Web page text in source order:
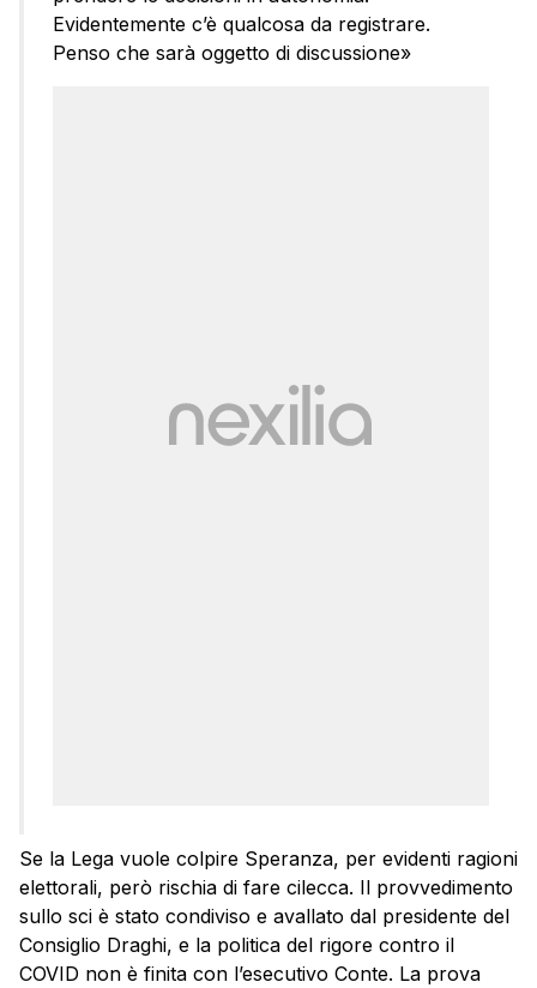
Evidentemente c’è qualcosa da registrare.
Penso che sarà oggetto di discussione»
Se la Lega vuole colpire Speranza, per evidenti ragioni
elettorali, però rischia di fare cilecca. Il provvedimento
sullo sci è stato condiviso e avallato dal presidente del
Consiglio Draghi, e la politica del rigore contro il
COVID non è finita con l’esecutivo Conte. La prova